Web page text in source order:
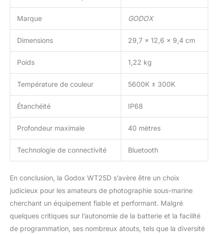
de luminosité. Les détails
Contrôle APP et Trous de
l'éclairage non sous-
marin est utilisé,
l'application "Godox
Light" vous permet de
modifier rapidement la
luminosité, les effets
d'éclairage et d'autres
paramètres sur votre
téléphone, offrant un
efficace. Les deux
extrémités de la lampe
sont équipées d'un trou
de vis de 1/4 et de
raccords tels que le
raccordement de 1/4 à 1
Marque GODOX
Dimensions 29,7 x 12,6 x 9,4 cm
Poids 1,22 kg
Température de couleur 5600K ± 300K
Étanchéité IP68
Profondeur maximale 40 mètres
Technologie de connectivité Bluetooth
En conclusion, la Godox WT25D s’avère être un choix
judicieux pour les amateurs de photographie sous-marine
cherchant un équipement fiable et performant. Malgré
quelques critiques sur l’autonomie de la batterie et la facilité
de programmation, ses nombreux atouts, tels que la diversité